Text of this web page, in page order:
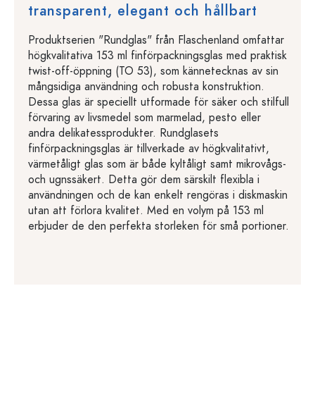
transparent, elegant och hållbart
Produktserien "Rundglas" från Flaschenland omfattar
högkvalitativa 153 ml finförpackningsglas med praktisk
twist-off-öppning (TO 53), som kännetecknas av sin
mångsidiga användning och robusta konstruktion.
Dessa glas är speciellt utformade för säker och stilfull
förvaring av livsmedel som marmelad, pesto eller
andra delikatessprodukter. Rundglasets
finförpackningsglas är tillverkade av högkvalitativt,
värmetåligt glas som är både kyltåligt samt mikrovågs-
och ugnssäkert. Detta gör dem särskilt flexibla i
användningen och de kan enkelt rengöras i diskmaskin
utan att förlora kvalitet. Med en volym på 153 ml
erbjuder de den perfekta storleken för små portioner.